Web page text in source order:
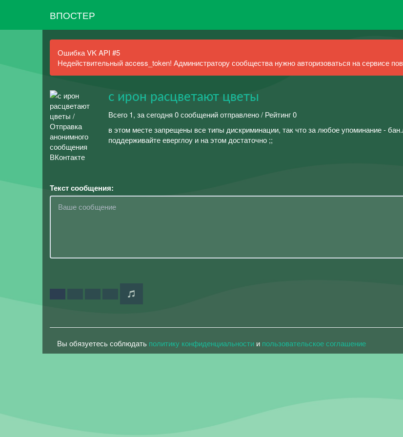
ВПОСТЕР
Ошибка VK API #5
Недействительный access_token! Администратору сообщества нужно авторизоваться на сервисе
с ирон расцветают цветы
Всего 1, за сегодня 0 сообщений отправлено / Рейтинг 0
в этом месте запрещены все типы дискриминации, так что за любое упоминание -
поддерживайте еверглоу и на этом достаточно ;;
Текст сообщения:
Вы обязуетесь соблюдать политику конфиденциальности и пользовательское соглашение